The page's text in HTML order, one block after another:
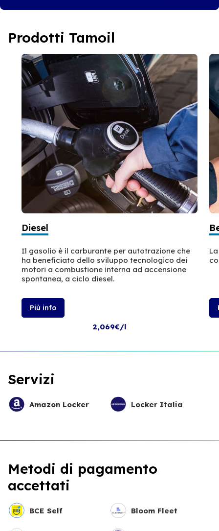
Prodotti Tamoil
Diesel
Il gasolio è il carburante per autotrazione che
ha beneficiato dello sviluppo tecnologico dei
motori a combustione interna ad accensione
spontanea, a ciclo diesel.
Più info
2,069€/l
Servizi
Amazon Locker Locker Italia
Metodi di pagamento
accettati
BCE Self Bloom Fleet